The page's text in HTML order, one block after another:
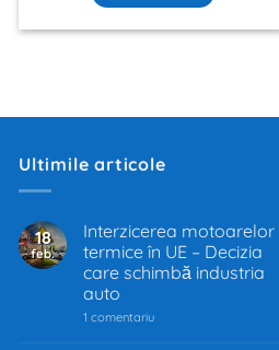
Ultimile articole
18
feb.
Interzicerea motoarelor
termice în UE – Decizia
care schimbă industria
auto
1 comentariula